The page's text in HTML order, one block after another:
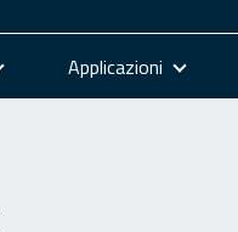
Applicazioni